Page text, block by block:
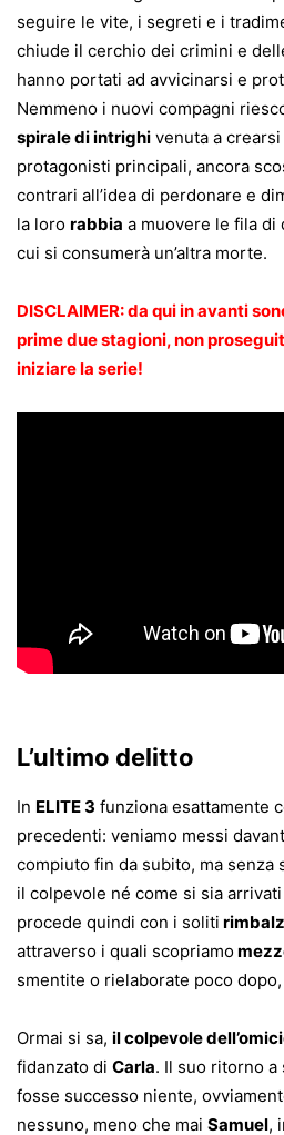
seguire le vite, i segreti e i
chiude il cerchio dei crimini e
hanno portati ad avvicinarsi e
Nemmeno i nuovi compagni
spirale di intrighi venuta a
protagonisti principali, ancora
contrari all’idea di perdonare e
la loro rabbia a muovere le fila di
cui si consumerà un’altra morte.
DISCLAIMER: da qui in avanti
prime due stagioni, non
iniziare la serie!
L’ultimo delitto
In ELITE 3 funziona esattamente
precedenti: veniamo messi
compiuto fin da subito, ma senza
il colpevole né come si sia
procede quindi con i soliti
attraverso i quali scopriamo
smentite o rielaborate poco
Ormai si sa, il colpevole
fidanzato di Carla. Il suo ritorno a
fosse successo niente,
nessuno, meno che mai Samuel,